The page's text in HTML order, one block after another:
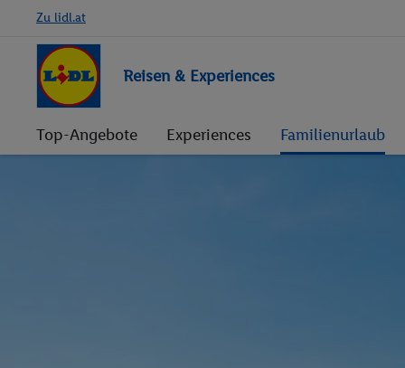
Zu lidl.at
Reisen & Experiences
Top-Angebote Experiences Familienurlaub